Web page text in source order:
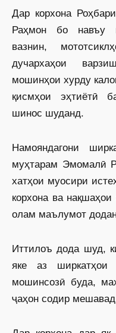
Дар корхона
Раҳмон бо навъу
вазнин,
дучархаҳои
мошинҳои хурду
қисмҳои эҳтиётӣ
шинос шуданд.
Намояндагони
муҳтарам Эмомалӣ
хатҳои муосири
корхона ва
олам маълумот
Иттилоъ дода шуд,
яке аз
мошинсозӣ буда,
ҷаҳон содир